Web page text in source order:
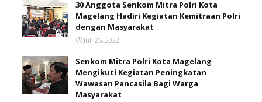
30 Anggota Senkom Mitra Polri Kota
Magelang Hadiri Kegiatan Kemitraan Polri
dengan Masyarakat
Juli 26, 2022
Senkom Mitra Polri Kota Magelang
Mengikuti Kegiatan Peningkatan
Wawasan Pancasila Bagi Warga
Masyarakat